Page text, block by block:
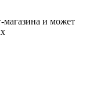
магазина и может